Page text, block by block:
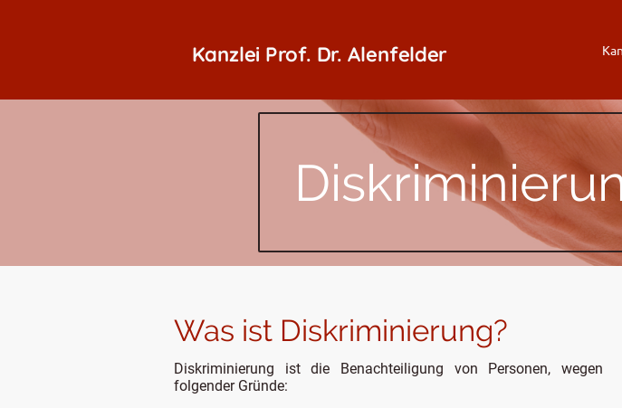
Kanzlei Prof. Dr. Alenfelder
Was ist Diskriminierung?
Diskriminierung ist die Benachteiligung von Personen, wegen
folgender Gründe: